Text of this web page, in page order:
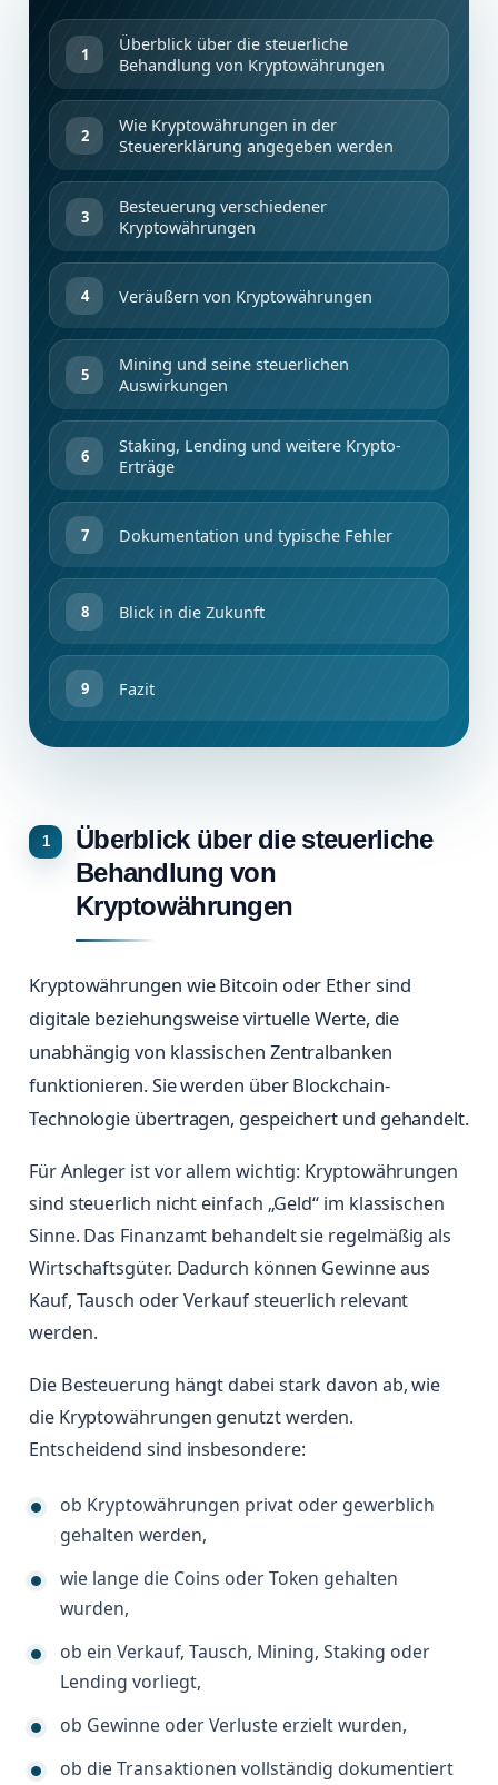
Überblick über die steuerliche
Behandlung von Kryptowährungen
Wie Kryptowährungen in der
Steuererklärung angegeben werden
Besteuerung verschiedener
Kryptowährungen
Veräußern von Kryptowährungen
Mining und seine steuerlichen
Auswirkungen
Staking, Lending und weitere Krypto-
Erträge
Dokumentation und typische Fehler
Blick in die Zukunft
Fazit
Überblick über die steuerliche
Behandlung von
Kryptowährungen
Kryptowährungen wie Bitcoin oder Ether sind
digitale beziehungsweise virtuelle Werte, die
unabhängig von klassischen Zentralbanken
funktionieren. Sie werden über Blockchain-
Technologie übertragen, gespeichert und gehandelt.
Für Anleger ist vor allem wichtig: Kryptowährungen
sind steuerlich nicht einfach „Geld“ im klassischen
Sinne. Das Finanzamt behandelt sie regelmäßig als
Wirtschaftsgüter. Dadurch können Gewinne aus
Kauf, Tausch oder Verkauf steuerlich relevant
werden.
Die Besteuerung hängt dabei stark davon ab, wie
die Kryptowährungen genutzt werden.
Entscheidend sind insbesondere:
ob Kryptowährungen privat oder gewerblich
gehalten werden,
wie lange die Coins oder Token gehalten
wurden,
ob ein Verkauf, Tausch, Mining, Staking oder
Lending vorliegt,
ob Gewinne oder Verluste erzielt wurden,
ob die Transaktionen vollständig dokumentiert